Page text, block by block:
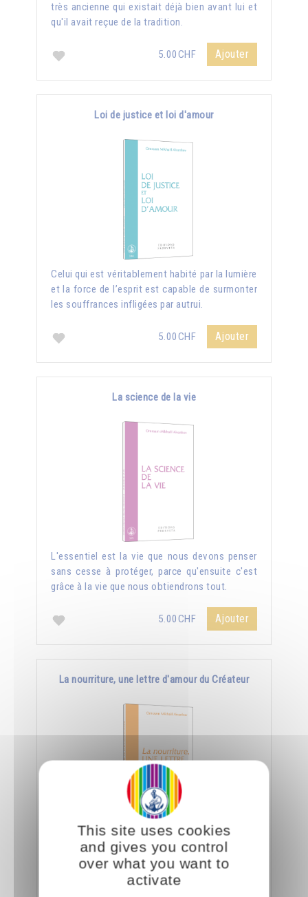
très ancienne qui existait déjà bien avant lui et
qu'il avait reçue de la tradition.
5.00CHF Ajouter
Loi de justice et loi d'amour
Celui qui est véritablement habité par la lumière
et la force de l’esprit est capable de surmonter
les souffrances infligées par autrui.
5.00CHF Ajouter
La science de la vie
L'essentiel est la vie que nous devons penser
sans cesse à protéger, parce qu'ensuite c'est
grâce à la vie que nous obtiendrons tout.
5.00CHF Ajouter
La nourriture, une lettre d'amour du Créateur
Le jour où nous aurons appris à manger
consciemment, nous saurons déchiffrer tout ce
que le Créateur nous dit à travers la nourriture.
This site uses cookies
and gives you control
over what you want to
activate